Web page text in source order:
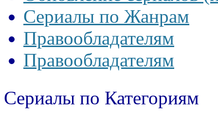
Сериалы по Жанрам
Правообладателям
Правообладателям
Сериалы по Категориям